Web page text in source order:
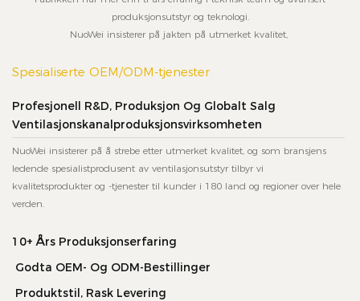
produksjonsutstyr og teknologi.
NuoWei insisterer på jakten på utmerket kvalitet,
Spesialiserte OEM/ODM-tjenester
Profesjonell R&D, Produksjon Og Globalt Salg
Ventilasjonskanalproduksjonsvirksomheten
NuoWei insisterer på å strebe etter utmerket kvalitet, og som bransjens
ledende spesialistprodusent av ventilasjonsutstyr tilbyr vi
kvalitetsprodukter og -tjenester til kunder i 180 land og regioner over hele
verden.
10+ Års Produksjonserfaring
Godta OEM- Og ODM-Bestillinger
Produktstil, Rask Levering